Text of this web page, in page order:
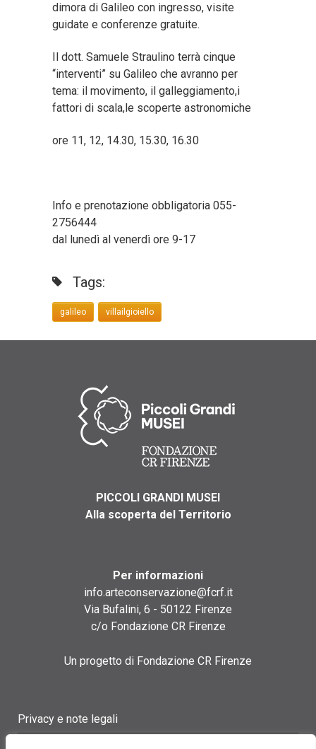
dimora di Galileo con ingresso, visite
guidate e conferenze gratuite.
Il dott. Samuele Straulino terrà cinque
“interventi” su Galileo che avranno per
tema: il movimento, il galleggiamento,i
fattori di scala,le scoperte astronomiche
ore 11, 12, 14.30, 15.30, 16.30
Info e prenotazione obbligatoria 055-
2756444
dal lunedì al venerdì ore 9-17
Tags:
galileo villailgioiello
PICCOLI GRANDI MUSEI
Alla scoperta del Territorio
Per informazioni
info.arteconservazione@fcrf.it
Via Bufalini, 6 - 50122 Firenze
c/o Fondazione CR Firenze
Un progetto di Fondazione CR Firenze
Privacy e note legali